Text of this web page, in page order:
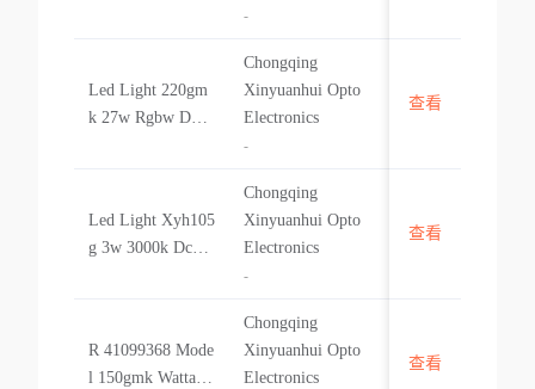
iver
-
Led Light 220gm
k 27w Rgbw Dmx
Dc24v No Driver
Chongqing
Xinyuanhui Opto
Electronics
-
中国
查看
Led Light Xyh105
g 3w 3000k Dc24
o Driver
Chongqing
Xinyuanhui Opto
Electronics
-
中国
查看
R 41099368 Mode
l 150gmk Wattage
Chongqing
Xinyuanhui Opto
Electronics
中国
查看